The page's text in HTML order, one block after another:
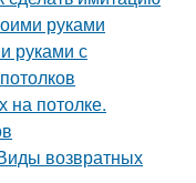
руками
руками с
на потолке.
возвратных